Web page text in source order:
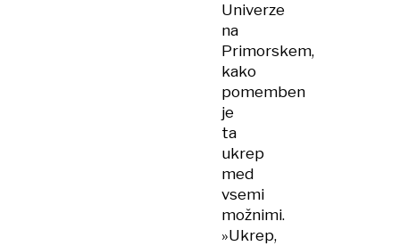
Univerze
na
Primorskem,
kako
pomemben
je
ta
ukrep
med
vsemi
možnimi.
»Ukrep,